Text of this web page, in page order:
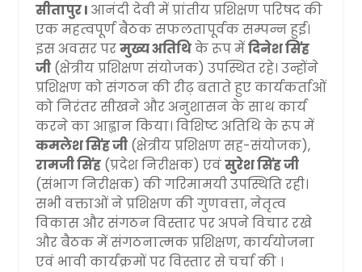
सीतापुर I आनंदी देवी में प्रांतीय प्रशिक्षण परिषद की
एक महत्वपूर्ण बैठक सफलतापूर्वक सम्पन्न हुई।
इस अवसर परमुख्य अतिथिके रूप मेंदिनेश सिंह
जी (क्षेत्रीय प्रशिक्षण संयोजक) उपस्थित रहे। उन्होंने
प्रशिक्षण को संगठन की रीढ़ बताते हुए कार्यकर्ताओं
को निरंतर सीखने और अनुशासन के साथ कार्य
करने का आह्वान किया। विशिष्ट अतिथि के रूप में
कमलेश सिंह जी (क्षेत्रीय प्रशिक्षण सह-संयोजक),
रामजी सिंह (प्रदेश निरीक्षक) एवंसुरेश सिंह जी
(संभाग निरीक्षक) की गरिमामयी उपस्थिति रही।
सभी वक्ताओं ने प्रशिक्षण की गुणवत्ता, नेतृत्व
विकास और संगठन विस्तार पर अपने विचार रखे
और बैठक में संगठनात्मक प्रशिक्षण, कार्ययोजना
एवं भावी कार्यक्रमों पर विस्तार से चर्चा की ।